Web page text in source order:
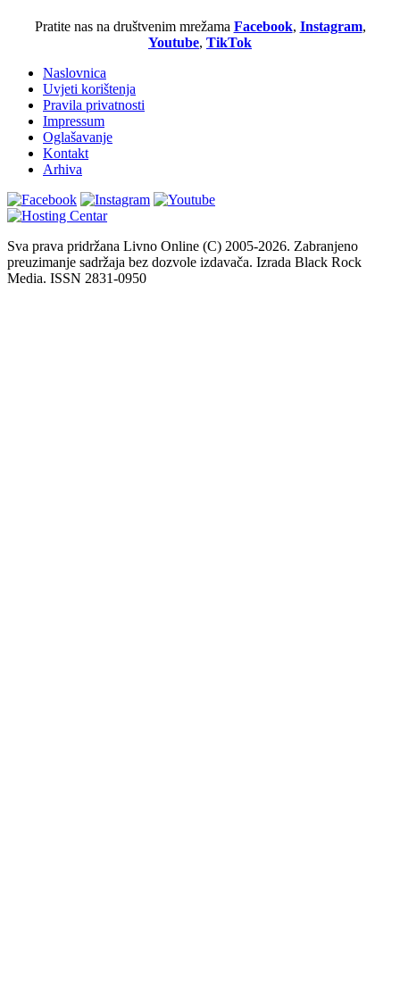
Pratite nas na društvenim mrežama Facebook, Instagram,
Youtube, TikTok
Naslovnica
Uvjeti korištenja
Pravila privatnosti
Impressum
Oglašavanje
Kontakt
Arhiva
Sva prava pridržana Livno Online (C) 2005-2026. Zabranjeno
preuzimanje sadržaja bez dozvole izdavača. Izrada Black Rock
Media. ISSN 2831-0950